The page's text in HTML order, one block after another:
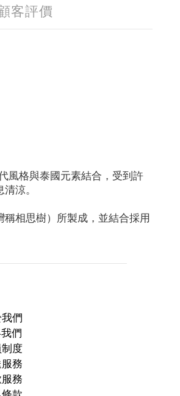
客評價
風格與泰國元素結合，受到許
涼。
相思樹）所製成，並結合採用
們
們
度
務
務